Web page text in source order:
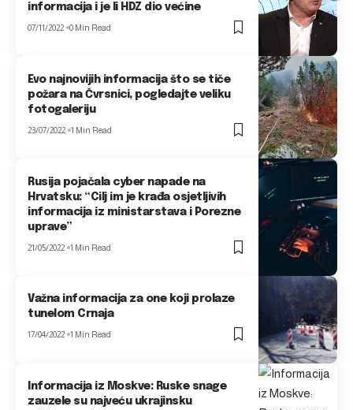
informacija i je li HDZ dio većine
07/11/2022 0 Min Read
Evo najnovijih informacija što se tiče
požara na Čvrsnici, pogledajte veliku
fotogaleriju
23/07/2022 1 Min Read
Rusija pojačala cyber napade na
Hrvatsku: “Cilj im je krađa osjetljivih
informacija iz ministarstava i Porezne
uprave”
21/05/2022 1 Min Read
Važna informacija za one koji prolaze
tunelom Crnaja
17/04/2022 1 Min Read
Informacija iz Moskve: Ruske snage
zauzele su najveću ukrajinsku